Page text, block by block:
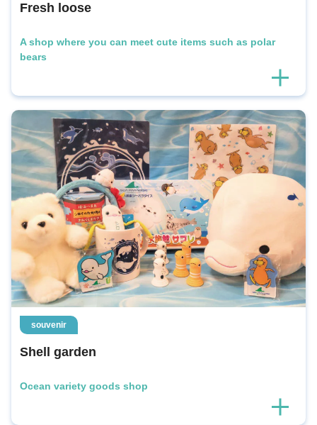
Fresh loose
A shop where you can meet cute items such as polar
bears
souvenir
Shell garden
Ocean variety goods shop